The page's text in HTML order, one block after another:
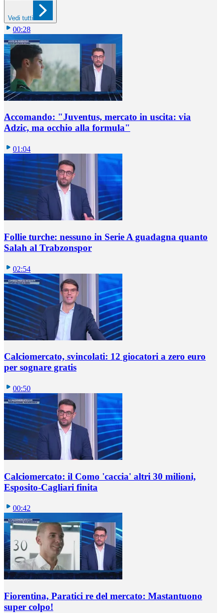
Vedi tutti
00:28
Accomando: "Juventus, mercato in uscita: via
Adzic, ma occhio alla formula"
01:04
Follie turche: nessuno in Serie A guadagna quanto
Salah al Trabzonspor
02:54
Calciomercato, svincolati: 12 giocatori a zero euro
per sognare gratis
00:50
Calciomercato: il Como 'caccia' altri 30 milioni,
Esposito-Cagliari finita
00:42
Fiorentina, Paratici re del mercato: Mastantuono
super colpo!